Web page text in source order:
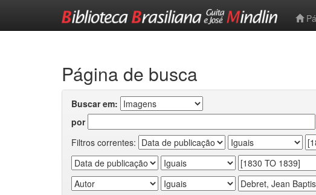
Página de busca
Buscar em:
por
Filtros correntes: